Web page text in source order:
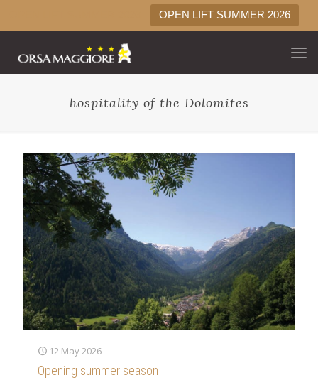
OPEN LIFT SUMMER 2026
hospitality of the Dolomites
12 May 2026
Opening summer season